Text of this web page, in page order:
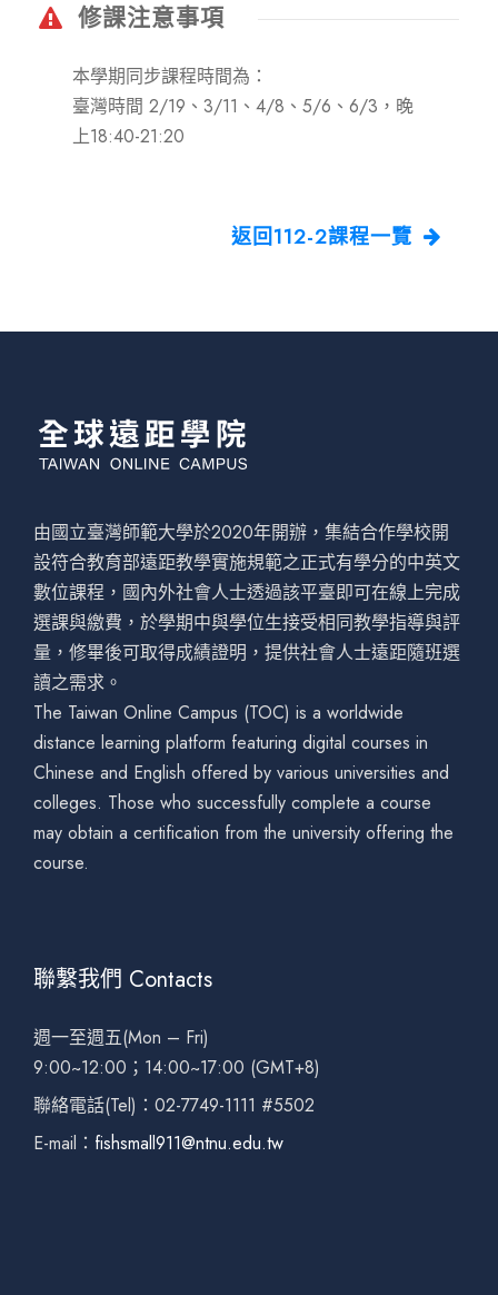
修課注意事項
本學期同步課程時間為：
臺灣時間 2/19、3/11、4/8、5/6、6/3，晚
上18:40-21:20
返回112-2課程一覽
由國立臺灣師範大學於2020年開辦，集結合作學校開
設符合教育部遠距教學實施規範之正式有學分的中英文
數位課程，國內外社會人士透過該平臺即可在線上完成
選課與繳費，於學期中與學位生接受相同教學指導與評
量，修畢後可取得成績證明，提供社會人士遠距隨班選
讀之需求。
The Taiwan Online Campus (TOC) is a worldwide
distance learning platform featuring digital courses in
Chinese and English offered by various universities and
colleges. Those who successfully complete a course
may obtain a certification from the university offering the
course.
聯繫我們 Contacts
週一至週五(Mon – Fri)
9:00~12:00；14:00~17:00 (GMT+8)
聯絡電話(Tel)：02-7749-1111 #5502
E-mail： fishsmall911@ntnu.edu.tw